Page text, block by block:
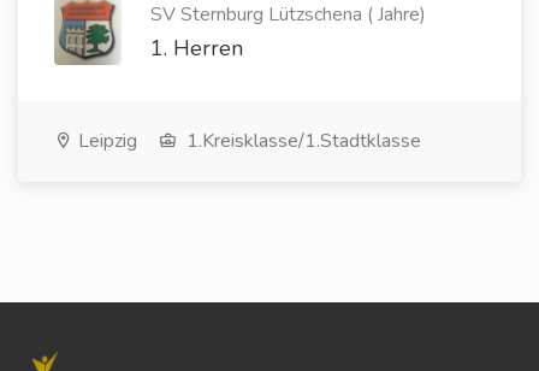
SV Sternburg Lützschena ( Jahre)
1. Herren
Leipzig 1.Kreisklasse/1.Stadtklasse